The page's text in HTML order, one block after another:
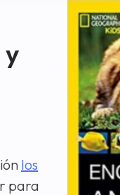
los
para